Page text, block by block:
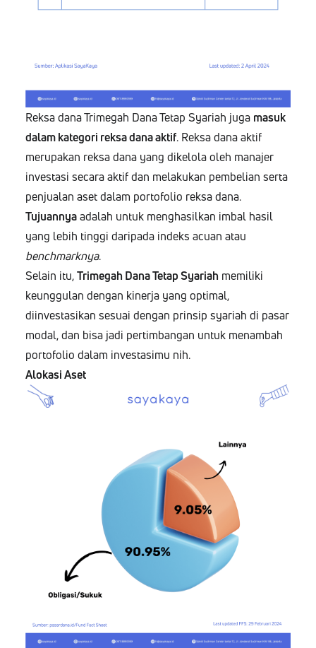
Reksa dana Trimegah Dana Tetap Syariah juga masuk
dalam kategori reksa dana aktif. Reksa dana aktif
merupakan reksa dana yang dikelola oleh manajer
investasi secara aktif dan melakukan pembelian serta
penjualan aset dalam portofolio reksa dana.
Tujuannyaadalah untuk menghasilkan imbal hasil
yang lebih tinggi daripada indeks acuan atau
benchmarknya.
Selain itu,Trimegah Dana Tetap Syariah memiliki
keunggulan dengan kinerja yang optimal,
diinvestasikan sesuai dengan prinsip syariah di pasar
modal, dan bisa jadi pertimbangan untuk menambah
portofolio dalam investasimu nih.
Alokasi Aset